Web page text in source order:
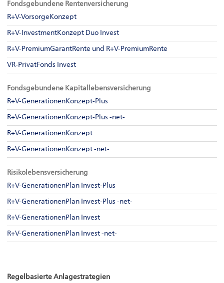
Fondsgebundene Rentenversicherung
R+V-VorsorgeKonzept
R+V-InvestmentKonzept Duo Invest
R+V-PremiumGarantRente und R+V-PremiumRente
VR-PrivatFonds Invest
Fondsgebundene Kapitallebensversicherung
R+V-GenerationenKonzept-Plus
R+V-GenerationenKonzept-Plus -net-
R+V-GenerationenKonzept
R+V-GenerationenKonzept -net-
Risikolebensversicherung
R+V-GenerationenPlan Invest-Plus
R+V-GenerationenPlan Invest-Plus -net-
R+V-GenerationenPlan Invest
R+V-GenerationenPlan Invest -net-
Regelbasierte Anlagestrategien